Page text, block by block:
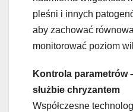
pleśni i innych
aby zachować
monitorować poziom
Kontrola parametrów
służbie chryzantem
Współczesne